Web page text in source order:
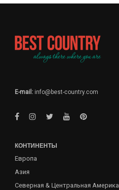
E-mail: info@best-country.com
КОНТИНЕНТЫ
Европа
Азия
Северная & Центральная Америка